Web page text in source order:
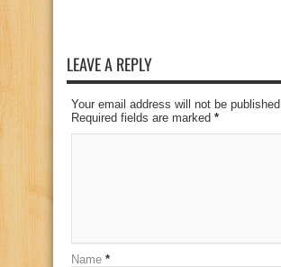
LEAVE A REPLY
Your email address will not be published.
Required fields are marked *
Name *